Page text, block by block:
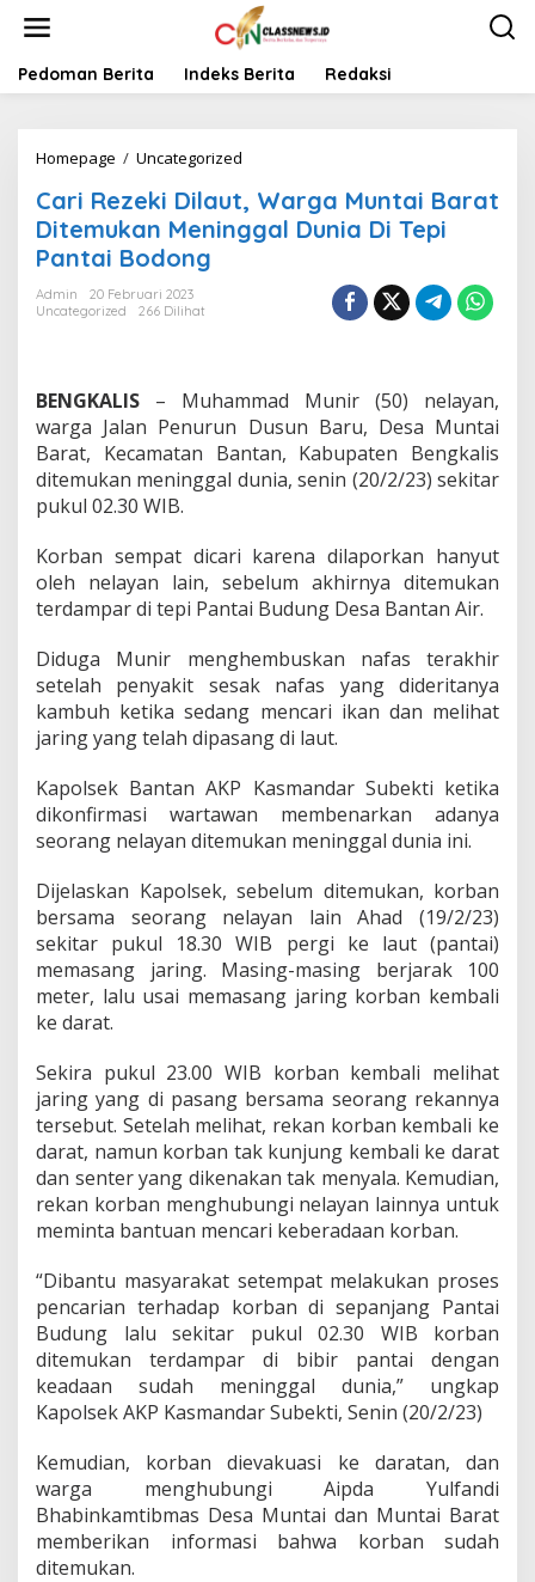
t
Pedoman Berita Indeks Berita Redaksi
Homepage / Uncategorized
r
i
R
i
a
u
t
g
a
u
n
t
a
i
a
t
i
t
e
m
u
k
M
e
n
i
n
g
g
a
l
u
n
i
D
i
T
i
P
a
n
Cari Rezeki Dilaut, Warga Muntai Barat
Ditemukan Meninggal Dunia Di Tepi
Pantai Bodong
Admin
20 Februari 2023
Uncategorized
266 Dilihat
BENGKALIS – Muhammad Munir (50) nelayan,
warga Jalan Penurun Dusun Baru, Desa Muntai
Barat, Kecamatan Bantan, Kabupaten Bengkalis
ditemukan meninggal dunia, senin (20/2/23) sekitar
pukul 02.30 WIB.
Korban sempat dicari karena dilaporkan hanyut
oleh nelayan lain, sebelum akhirnya ditemukan
terdampar di tepi Pantai Budung Desa Bantan Air.
Diduga Munir menghembuskan nafas terakhir
setelah penyakit sesak nafas yang dideritanya
kambuh ketika sedang mencari ikan dan melihat
jaring yang telah dipasang di laut.
Kapolsek Bantan AKP Kasmandar Subekti ketika
dikonfirmasi wartawan membenarkan adanya
seorang nelayan ditemukan meninggal dunia ini.
Dijelaskan Kapolsek, sebelum ditemukan, korban
bersama seorang nelayan lain Ahad (19/2/23)
sekitar pukul 18.30 WIB pergi ke laut (pantai)
memasang jaring. Masing-masing berjarak 100
meter, lalu usai memasang jaring korban kembali
ke darat.
Sekira pukul 23.00 WIB korban kembali melihat
jaring yang di pasang bersama seorang rekannya
tersebut. Setelah melihat, rekan korban kembali ke
darat, namun korban tak kunjung kembali ke darat
dan senter yang dikenakan tak menyala. Kemudian,
rekan korban menghubungi nelayan lainnya untuk
meminta bantuan mencari keberadaan korban.
“Dibantu masyarakat setempat melakukan proses
pencarian terhadap korban di sepanjang Pantai
Budung lalu sekitar pukul 02.30 WIB korban
ditemukan terdampar di bibir pantai dengan
keadaan sudah meninggal dunia,” ungkap
Kapolsek AKP Kasmandar Subekti, Senin (20/2/23)
Kemudian, korban dievakuasi ke daratan, dan
warga menghubungi Aipda Yulfandi
Bhabinkamtibmas Desa Muntai dan Muntai Barat
memberikan informasi bahwa korban sudah
ditemukan.